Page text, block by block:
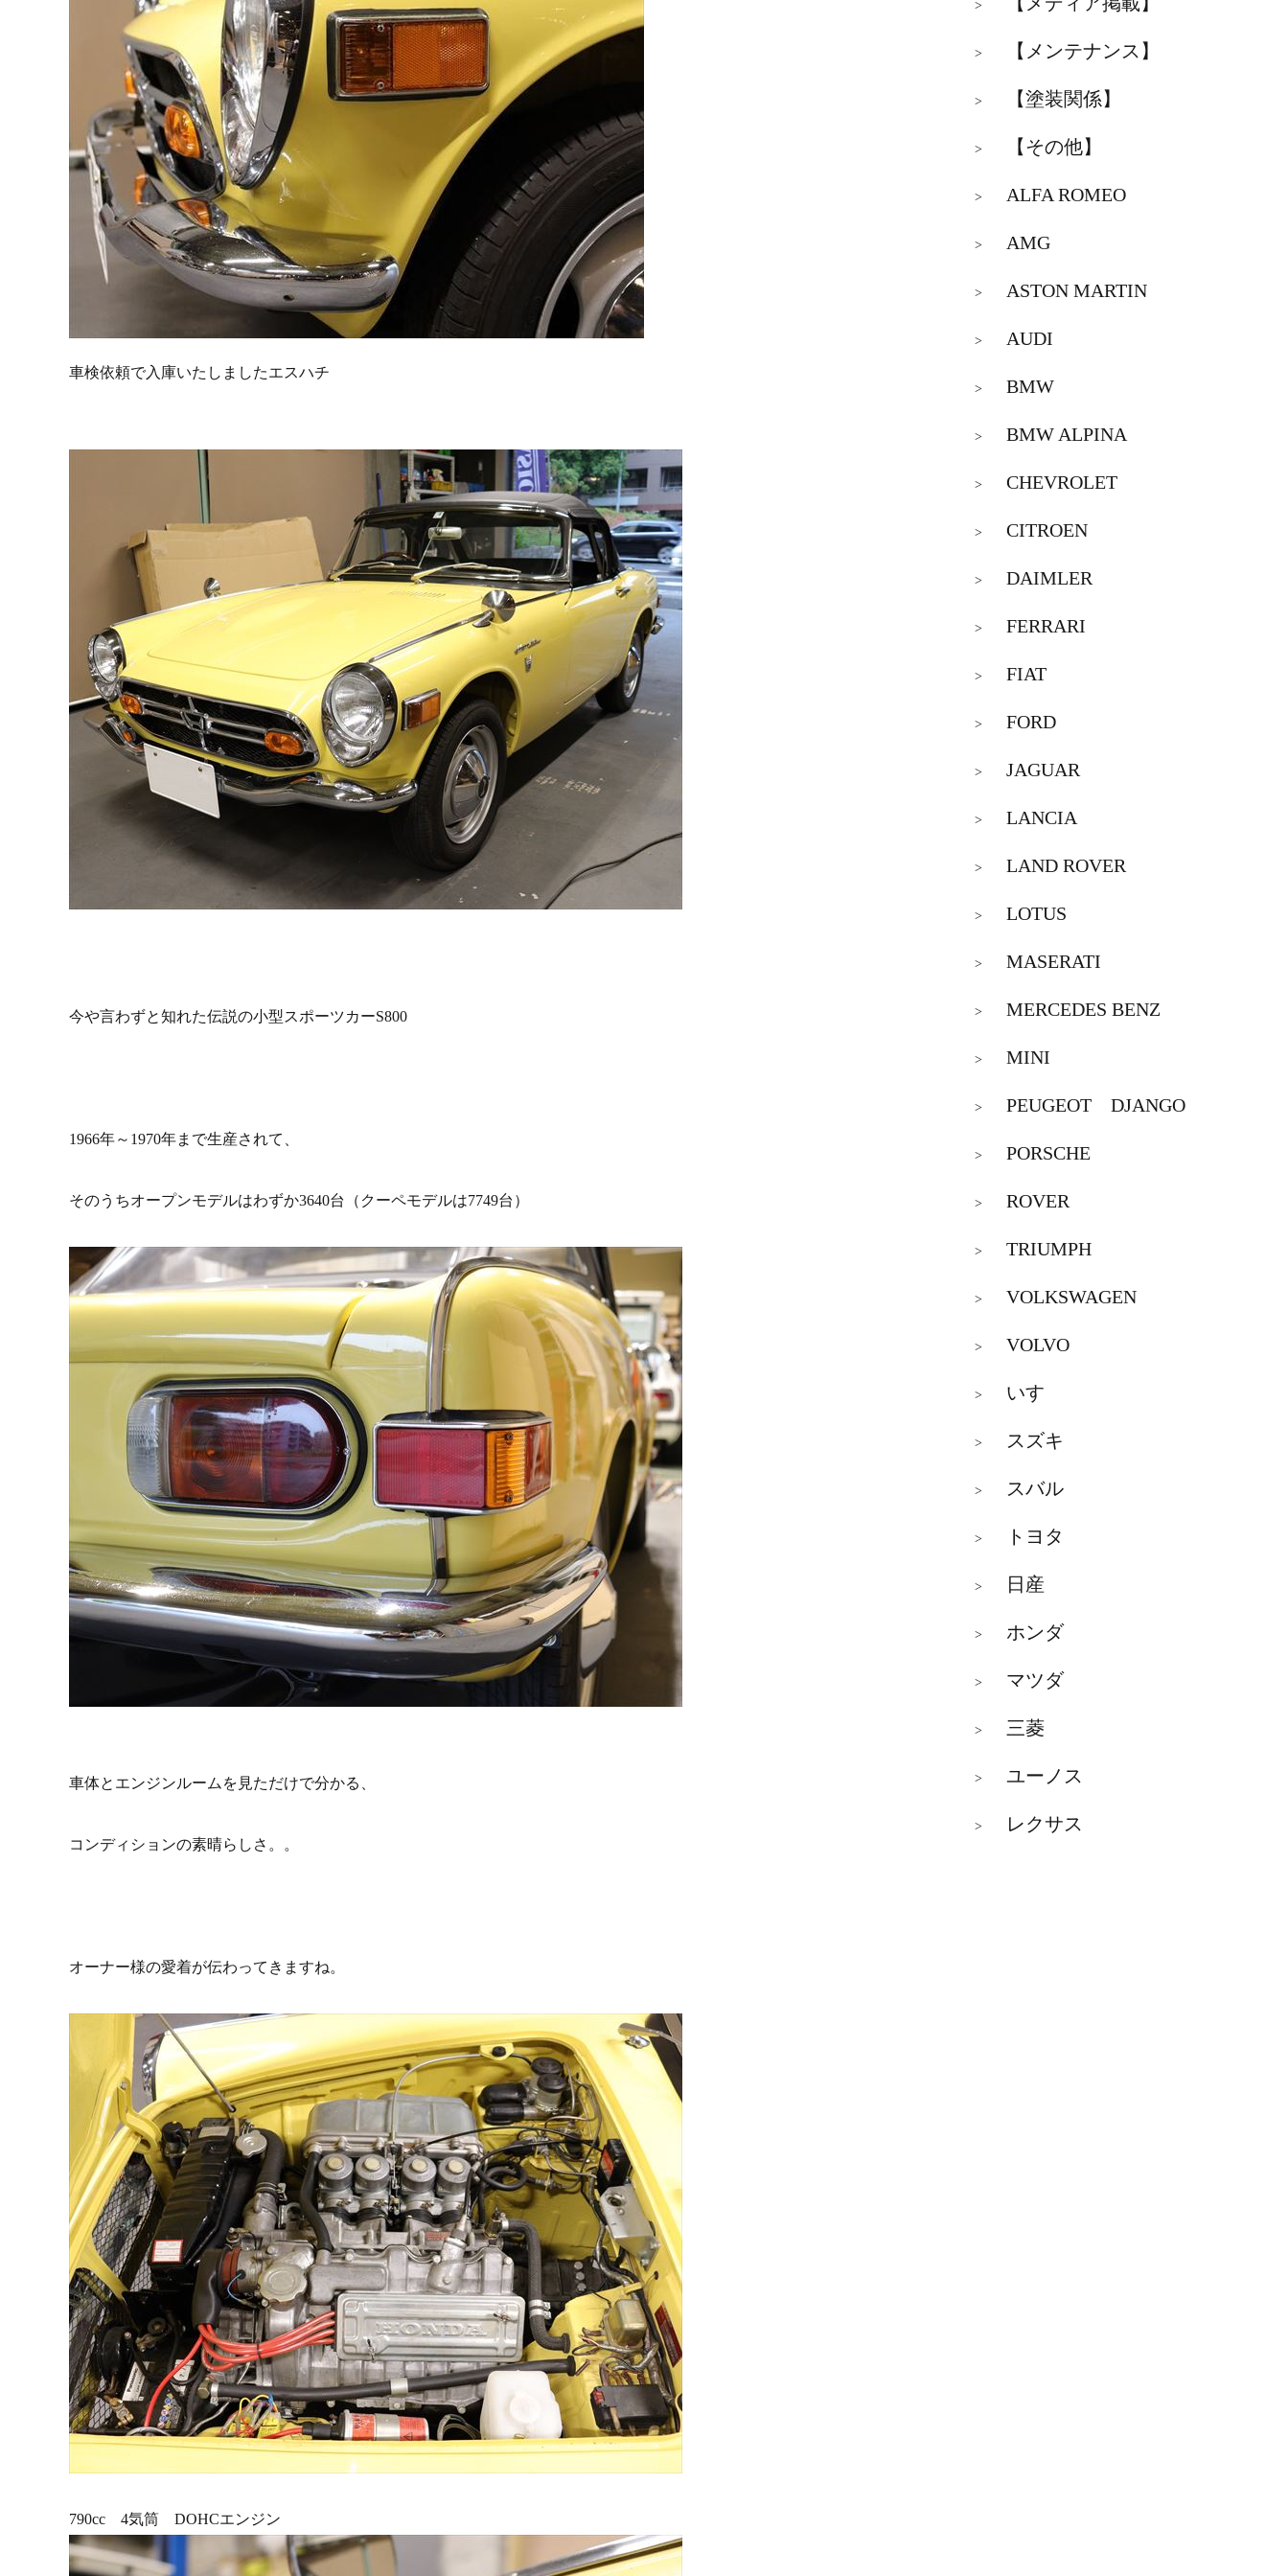
車検依頼で入庫いたしましたエスハチ
今や言わずと知れた伝説の小型スポーツカーS800
1966年～1970年まで生産されて、
そのうちオープンモデルはわずか3640台（クーペモデルは7749台）
車体とエンジンルームを見ただけで分かる、
コンディションの素晴らしさ。。
オーナー様の愛着が伝わってきますね。
790cc 4気筒 DOHCエンジン
>
> 【メンテナンス】
> 【塗装関係】
> 【その他】
> ALFA ROMEO
> AMG
> ASTON MARTIN
> AUDI
> BMW
> BMW ALPINA
> CHEVROLET
> CITROEN
> DAIMLER
> FERRARI
> FIAT
> FORD
> JAGUAR
> LANCIA
> LAND ROVER
> LOTUS
> MASERATI
> MERCEDES BENZ
> MINI
> PEUGEOT DJANGO
> PORSCHE
> ROVER
> TRIUMPH
> VOLKSWAGEN
> VOLVO
> いすゞ
> スズキ
> スバル
> トヨタ
> 日産
> ホンダ
> マツダ
> 三菱
> ユーノス
> レクサス